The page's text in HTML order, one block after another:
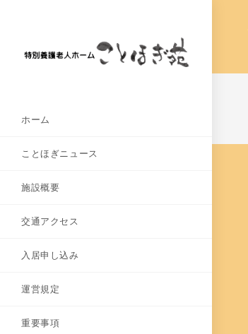
ホーム
ことほぎニュース
施設概要
交通アクセス
入居申し込み
運営規定
重要事項